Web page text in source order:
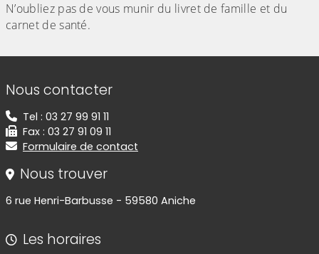
N’oubliez pas de vous munir du livret de famille et du
carnet de santé.
Informations de contact
Nous contacter
Tel : 03 27 99 91 11
Fax : 03 27 91 09 11
Formulaire de contact
Nous trouver
6 rue Henri-Barbusse - 59580 Aniche
Les horaires